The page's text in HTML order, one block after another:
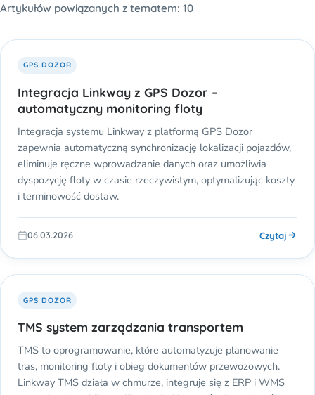
Artykułów powiązanych z tematem: 10
GPS DOZOR
Integracja Linkway z GPS Dozor –
automatyczny monitoring floty
Integracja systemu Linkway z platformą GPS Dozor
zapewnia automatyczną synchronizację lokalizacji pojazdów,
eliminuje ręczne wprowadzanie danych oraz umożliwia
dyspozycję floty w czasie rzeczywistym, optymalizując koszty
i terminowość dostaw.
06.03.2026 Czytaj
GPS DOZOR
TMS system zarządzania transportem
TMS to oprogramowanie, które automatyzuje planowanie
tras, monitoring floty i obieg dokumentów przewozowych.
Linkway TMS działa w chmurze, integruje się z ERP i WMS